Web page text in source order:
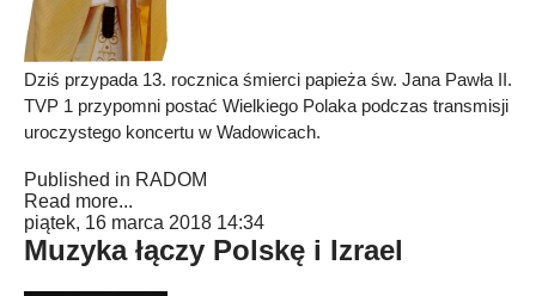
Dziś przypada 13. rocznica śmierci papieża św. Jana Pawła II.
TVP 1 przypomni postać Wielkiego Polaka podczas transmisji
uroczystego koncertu w Wadowicach.
Published in RADOM
Read more...
piątek, 16 marca 2018 14:34
Muzyka łączy Polskę i Izrael